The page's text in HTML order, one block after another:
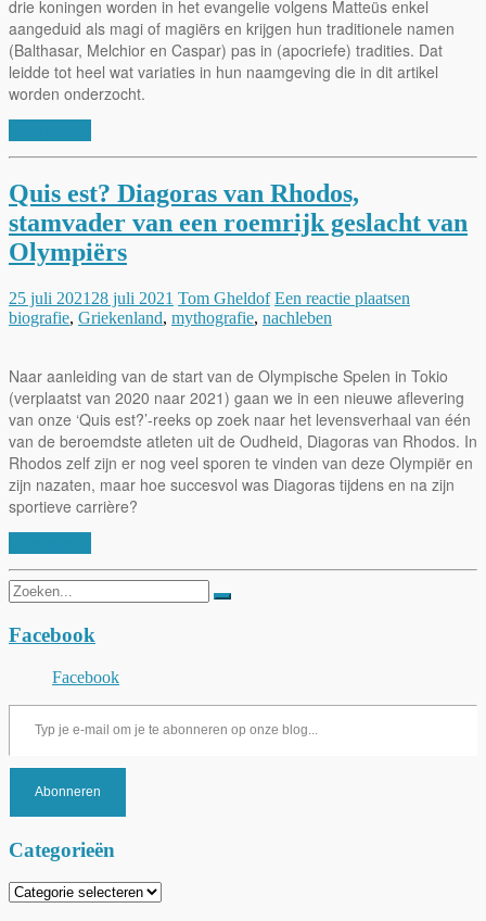
drie koningen worden in het evangelie volgens Matteüs enkel
aangeduid als magi of magiërs en krijgen hun traditionele namen
(Balthasar, Melchior en Caspar) pas in (apocriefe) tradities. Dat
leidde tot heel wat variaties in hun naamgeving die in dit artikel
worden onderzocht.
Quis est? Diagoras van Rhodos,
stamvader van een roemrijk geslacht van
Olympiërs
25 juli 2021 28 juli 2021 Tom Gheldof Een reactie plaatsen
biografie, Griekenland, mythografie, nachleben
Naar aanleiding van de start van de Olympische Spelen in Tokio
(verplaatst van 2020 naar 2021) gaan we in een nieuwe aflevering
van onze ‘Quis est?’-reeks op zoek naar het levensverhaal van één
van de beroemdste atleten uit de Oudheid, Diagoras van Rhodos. In
Rhodos zelf zijn er nog veel sporen te vinden van deze Olympiër en
zijn nazaten, maar hoe succesvol was Diagoras tijdens en na zijn
sportieve carrière?
Zoeken
naar:
Facebook
Facebook
Typ je e-mail om je te abonneren op onze blog...
Abonneren
Categorieën
Categorieën